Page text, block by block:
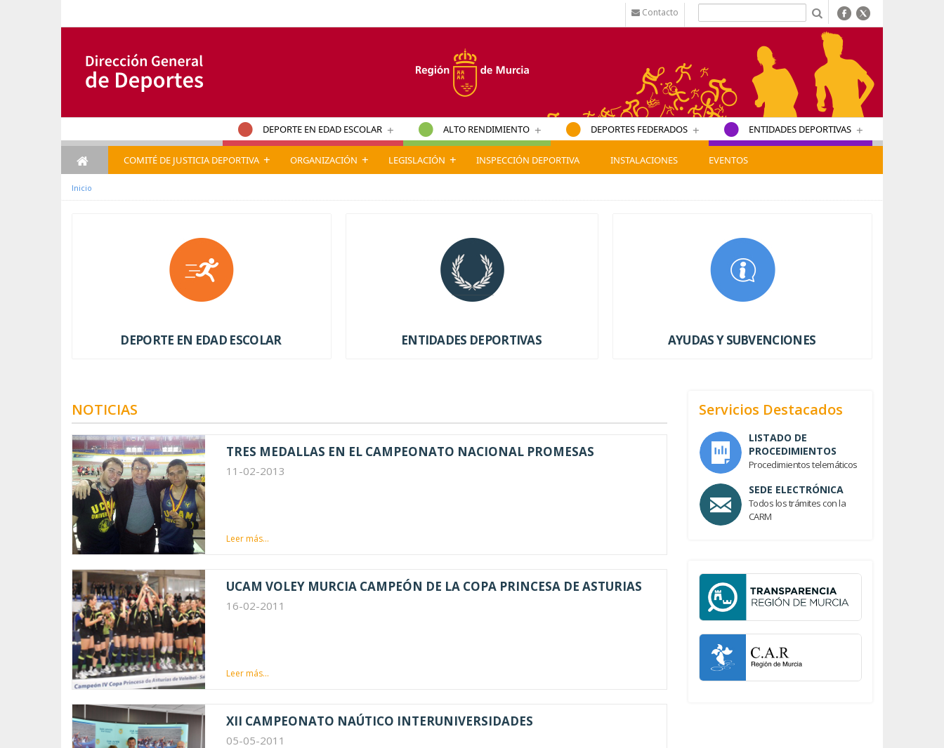
Contacto
DEPORTE EN EDAD ESCOLAR + ALTO RENDIMIENTO + DEPORTES FEDERADOS + ENTIDADES DEPORTIVAS +
COMITÉ DE JUSTICIA DEPORTIVA + ORGANIZACIÓN + LEGISLACIÓN + INSPECCIÓN DEPORTIVA INSTALACIONES EVENTOS
Inicio
DEPORTE EN EDAD ESCOLAR ENTIDADES DEPORTIVAS AYUDAS Y SUBVENCIONES
NOTICIAS
TRES MEDALLAS EN EL CAMPEONATO NACIONAL PROMESAS
11-02-2013
Leer más...
UCAM VOLEY MURCIA CAMPEÓN DE LA COPA PRINCESA DE ASTURIAS
16-02-2011
Leer más...
XII CAMPEONATO NAÚTICO INTERUNIVERSIDADES
05-05-2011
Servicios Destacados
LISTADO DE
PROCEDIMIENTOS
Procedimientos telemáticos
SEDE ELECTRÓNICA
Todos los trámites con la
CARM